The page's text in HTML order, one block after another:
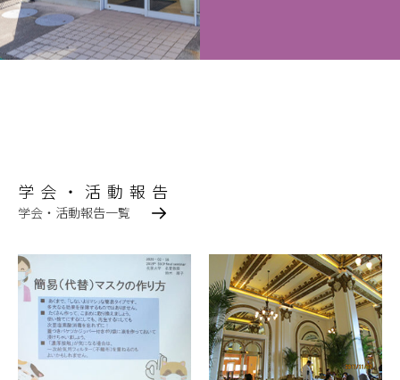
学会・活動報告
学会・活動報告一覧